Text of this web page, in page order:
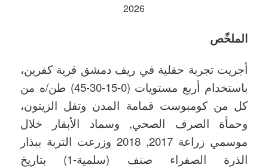
2026
الملخّص
أجريت تجربة حقلية في ريف دمشق قرية كفرين،
باستخدام أربع مستويات (0-15-30-45) طن/ه من
كل من كومبوست قمامة المدن وتفل الزيتون،
وحمأة الصرف الصحي, وسماد الأبقار خلال
موسمي زراعة 2017, 2018 وزرعت التربة ببذار
الذرة الصفراء صنف (سلمية-1) بتاريخ